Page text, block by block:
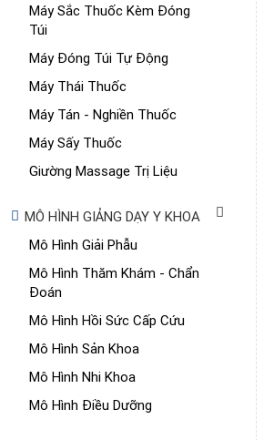
Máy Sắc Thuốc Kèm Đóng
Túi
Máy Đóng Túi Tự Động
Máy Thái Thuốc
Máy Tán - Nghiền Thuốc
Máy Sấy Thuốc
Giường Massage Trị Liệu
MÔ HÌNH GIẢNG DẠY Y KHOA
Mô Hình Giải Phẫu
Mô Hình Thăm Khám - Chẩn
Đoán
Mô Hình Hồi Sức Cấp Cứu
Mô Hình Sản Khoa
Mô Hình Nhi Khoa
Mô Hình Điều Dưỡng